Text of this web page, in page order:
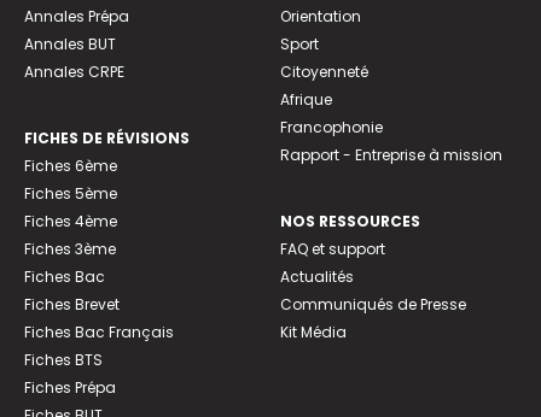
Annales Prépa
Annales BUT
Annales CRPE
FICHES DE RÉVISIONS
Fiches 6ème
Fiches 5ème
Fiches 4ème
Fiches 3ème
Fiches Bac
Fiches Brevet
Fiches Bac Français
Fiches BTS
Fiches Prépa
Orientation
Sport
Citoyenneté
Afrique
Francophonie
Rapport - Entreprise à mission
NOS RESSOURCES
FAQ et support
Actualités
Communiqués de Presse
Kit Média